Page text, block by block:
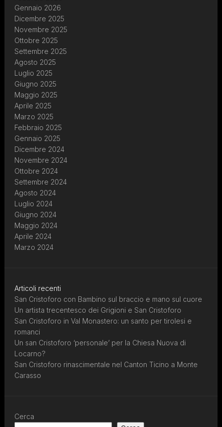
Gennaio 2026
Dicembre 2025
Novembre 2025
Ottobre 2025
Settembre 2025
Agosto 2025
Luglio 2025
Giugno 2025
Maggio 2025
Aprile 2025
Marzo 2025
Febbraio 2025
Gennaio 2025
Dicembre 2024
Novembre 2024
Ottobre 2024
Settembre 2024
Agosto 2024
Luglio 2024
Giugno 2024
Maggio 2024
Aprile 2024
Marzo 2024
Articoli recenti
San Cristoforo con Bambino sul braccio e mano sul cuore
Un artista trecentesco dei Grigioni e San Cristoforo
San Cristoforo in Val Monastero: un santo per tirolesi e
romanci
Un san Cristoforo ‘personale’ per la Chiesa Nuova di
Locarno?
San Cristoforo rinascimentale nel Canton Ticino a Monte
Carasso
Cerca